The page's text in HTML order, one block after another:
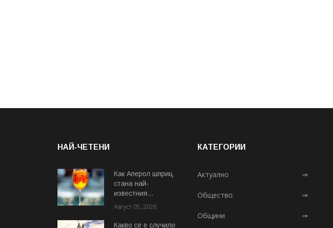
НАЙ-ЧЕТЕНИ
Как Аперол шприц
стана най-
известния...
Август 05, 2026
Какво се е случило
КАТЕГОРИИ
Актуално ⇒
Общество ⇒
Общини ⇒